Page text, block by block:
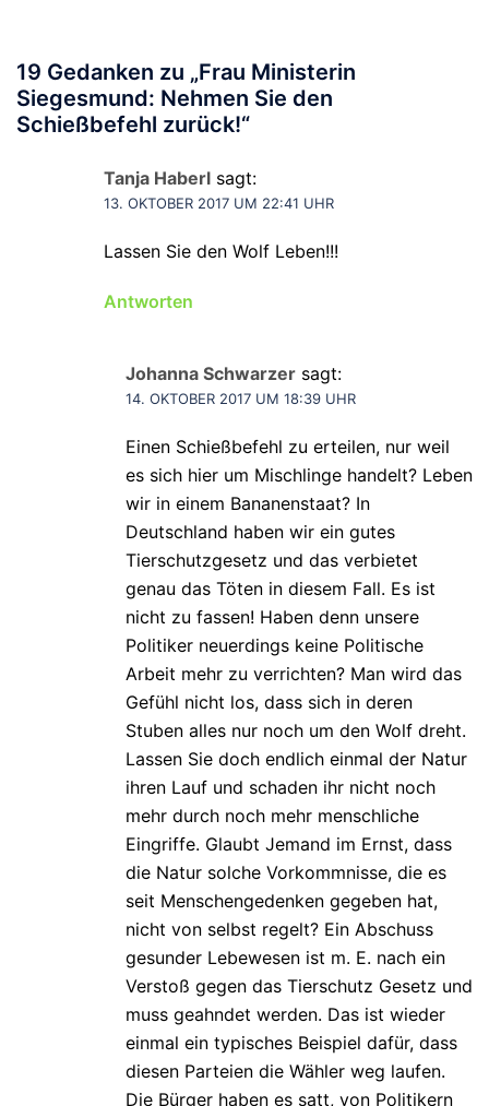
19 Gedanken zu „Frau Ministerin
Siegesmund: Nehmen Sie den
Schießbefehl zurück!“
Tanja Haberl sagt:
13. OKTOBER 2017 UM 22:41 UHR
Lassen Sie den Wolf Leben!!!
Antworten
Johanna Schwarzer sagt:
14. OKTOBER 2017 UM 18:39 UHR
Einen Schießbefehl zu erteilen, nur weil
es sich hier um Mischlinge handelt? Leben
wir in einem Bananenstaat? In
Deutschland haben wir ein gutes
Tierschutzgesetz und das verbietet
genau das Töten in diesem Fall. Es ist
nicht zu fassen! Haben denn unsere
Politiker neuerdings keine Politische
Arbeit mehr zu verrichten? Man wird das
Gefühl nicht los, dass sich in deren
Stuben alles nur noch um den Wolf dreht.
Lassen Sie doch endlich einmal der Natur
ihren Lauf und schaden ihr nicht noch
mehr durch noch mehr menschliche
Eingriffe. Glaubt Jemand im Ernst, dass
die Natur solche Vorkommnisse, die es
seit Menschengedenken gegeben hat,
nicht von selbst regelt? Ein Abschuss
gesunder Lebewesen ist m. E. nach ein
Verstoß gegen das Tierschutz Gesetz und
muss geahndet werden. Das ist wieder
einmal ein typisches Beispiel dafür, dass
diesen Parteien die Wähler weg laufen.
Die Bürger haben es satt, von Politikern